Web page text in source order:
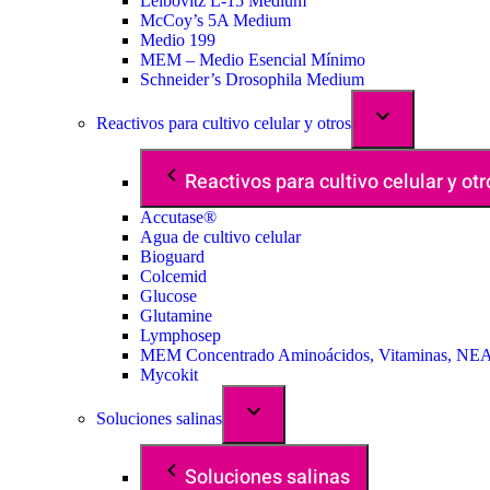
McCoy’s 5A Medium
Medio 199
MEM – Medio Esencial Mínimo
Schneider’s Drosophila Medium
Reactivos para cultivo celular y otros
Reactivos para cultivo celular y
Accutase®
Agua de cultivo celular
Bioguard
Colcemid
Glucose
Glutamine
Lymphosep
MEM Concentrado Aminoácidos, Vitaminas,
Mycokit
Soluciones salinas
Soluciones salinas